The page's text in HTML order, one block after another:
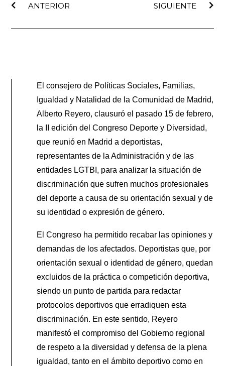
ANTERIOR
SIGUIENTE
El consejero de Políticas Sociales, Familias,
Igualdad y Natalidad de la Comunidad de Madrid,
Alberto Reyero, clausuró el pasado 15 de febrero,
la II edición del Congreso Deporte y Diversidad,
que reunió en Madrid a deportistas,
representantes de la Administración y de las
entidades LGTBI, para analizar la situación de
discriminación que sufren muchos profesionales
del deporte a causa de su orientación sexual y de
su identidad o expresión de género.
El Congreso ha permitido recabar las opiniones y
demandas de los afectados. Deportistas que, por
orientación sexual o identidad de género, quedan
excluidos de la práctica o competición deportiva,
siendo un punto de partida para redactar
protocolos deportivos que erradiquen esta
discriminación. En este sentido, Reyero
manifestó el compromiso del Gobierno regional
de respeto a la diversidad y defensa de la plena
igualdad, tanto en el ámbito deportivo como en